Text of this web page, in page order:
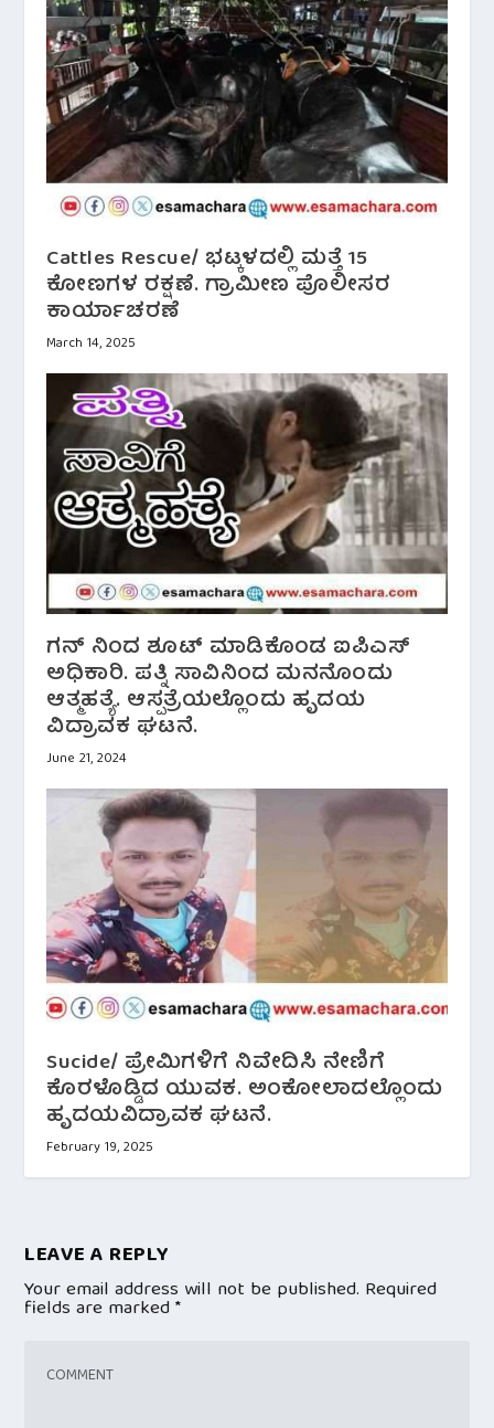
Cattles Rescue/ ಭಟ್ಕಳದಲ್ಲಿ ಮತ್ತೆ 15
ಕೋಣಗಳ ರಕ್ಷಣೆ. ಗ್ರಾಮೀಣ ಪೊಲೀಸರ
ಕಾರ್ಯಾಚರಣೆ
March 14, 2025
ಗನ್ ನಿಂದ ಶೂಟ್ ಮಾಡಿಕೊಂಡ ಐಪಿಎಸ್
ಅಧಿಕಾರಿ. ಪತ್ನಿ ಸಾವಿನಿಂದ ಮನನೊಂದು
ಆತ್ಮಹತ್ಯೆ. ಆಸ್ಪತ್ರೆಯಲ್ಲೊಂದು ಹೃದಯ
ವಿದ್ರಾವಕ ಘಟನೆ.
June 21, 2024
Sucide/ ಪ್ರೇಮಿಗಳಿಗೆ ನಿವೇದಿಸಿ ನೇಣಿಗೆ
ಕೊರಳೊಡ್ಡಿದ ಯುವಕ. ಅಂಕೋಲಾದಲ್ಲೊಂದು
ಹೃದಯವಿದ್ರಾವಕ ಘಟನೆ.
February 19, 2025
LEAVE A REPLY
Your email address will not be published. Required
fields are marked*